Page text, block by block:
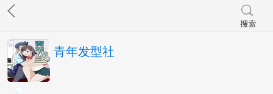
青年发型社